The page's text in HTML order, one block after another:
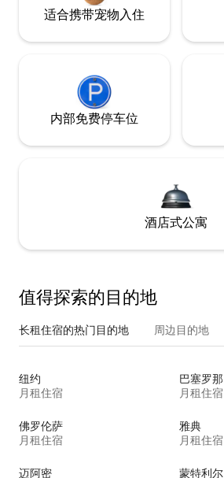
适合携带宠物入住
内部免费停车位
酒店式公寓
值得探索的目的地
长租住宿的热门目的地 周边目的地
纽约
月租住宿
巴塞罗那
月租住宿
佛罗伦萨
月租住宿
雅典
月租住宿
迈阿密 蒙特利尔